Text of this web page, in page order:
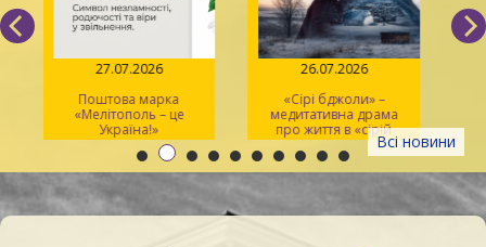
Всі новини
27.07.2026
Поштова марка
«Мелітополь – це
Україна!»
26.07.2026
«Сірі бджоли» –
медитативна драма
про життя в «сірій
зоні»